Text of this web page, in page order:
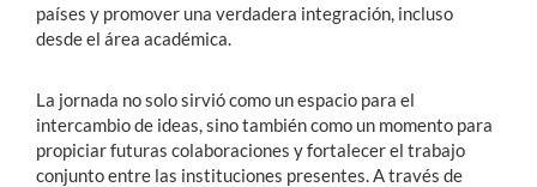
países y promover una verdadera integración, incluso
desde el área académica.
La jornada no solo sirvió como un espacio para el
intercambio de ideas, sino también como un momento para
propiciar futuras colaboraciones y fortalecer el trabajo
conjunto entre las instituciones presentes. A través de